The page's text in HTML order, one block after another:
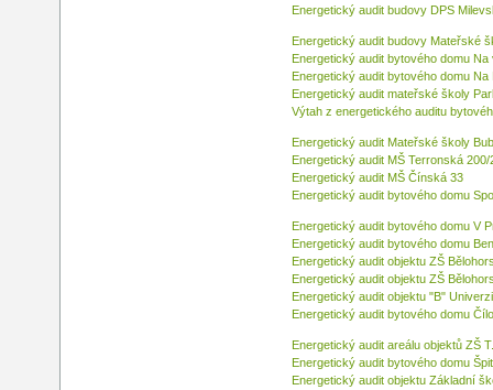
Energetický audit budovy DPS
Energetický audit budovy Mateřské
Energetický audit bytového domu Na
Energetický audit bytového domu
Energetický audit mateřské školy
Výtah z energetického auditu
Energetický audit Mateřské školy
Energetický audit MŠ Terronská 200/
Energetický audit MŠ Čínská 33
Energetický audit bytového domu
Energetický audit bytového domu V
Energetický audit bytového domu
Energetický audit objektu ZŠ
Energetický audit objektu ZŠ
Energetický audit objektu "B"
Energetický audit bytového domu
Energetický audit areálu objektů ZŠ
Energetický audit bytového domu
Energetický audit objektu Základní